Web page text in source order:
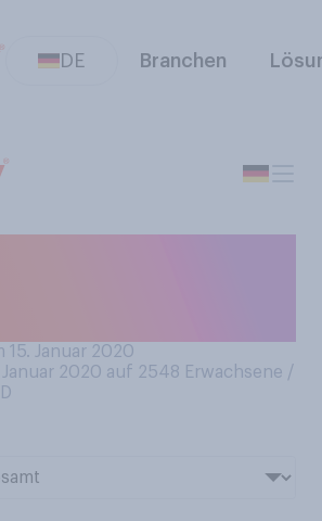
DE Branchen
Januar 2020
Januar 2020 auf 2548 Erwachsene /